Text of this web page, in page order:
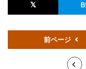
前ページ
<